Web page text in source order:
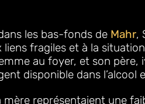
les bas-fonds de Mahr,
liens fragiles et à la
au foyer, et son père,
disponible dans l’alcool
mère représentaient une